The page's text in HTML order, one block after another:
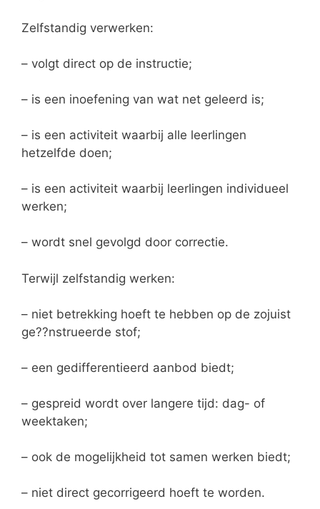
Zelfstandig verwerken:
– volgt direct op de instructie;
– is een inoefening van wat net geleerd is;
– is een activiteit waarbij alle leerlingen
hetzelfde doen;
– is een activiteit waarbij leerlingen individueel
werken;
– wordt snel gevolgd door correctie.
Terwijl zelfstandig werken:
– niet betrekking hoeft te hebben op de zojuist
ge??nstrueerde stof;
– een gedifferentieerd aanbod biedt;
– gespreid wordt over langere tijd: dag- of
weektaken;
– ook de mogelijkheid tot samen werken biedt;
– niet direct gecorrigeerd hoeft te worden.